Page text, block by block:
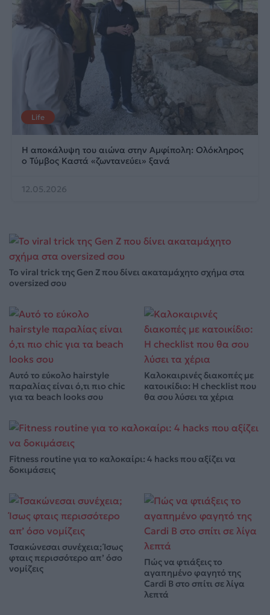
Life
Η αποκάλυψη του αιώνα στην Αμφίπολη: Ολόκληρος
ο Τύμβος Καστά «ζωντανεύει» ξανά
12.05.2026
Το viral trick της Gen Z που δίνει ακαταμάχητο σχήμα στα
oversized σου
Αυτό το εύκολο hairstyle
παραλίας είναι ό,τι πιο chic
για τα beach looks σου
Καλοκαιρινές διακοπές με
κατοικίδιο: Η checklist που
θα σου λύσει τα χέρια
Fitness routine για το καλοκαίρι: 4 hacks που αξίζει να
δοκιμάσεις
Τσακώνεσαι συνέχεια; Ίσως
φταις περισσότερο απ’ όσο
νομίζεις
Πώς να φτιάξεις το
αγαπημένο φαγητό της
Cardi B στο σπίτι σε λίγα
λεπτά